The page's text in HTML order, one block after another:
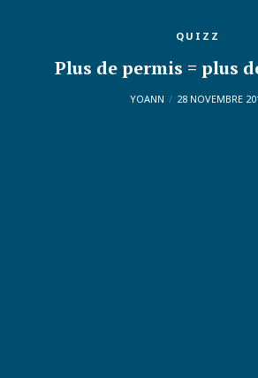
QUIZZ
Plus de permis = plus
YOANN 28 NOVEMBRE